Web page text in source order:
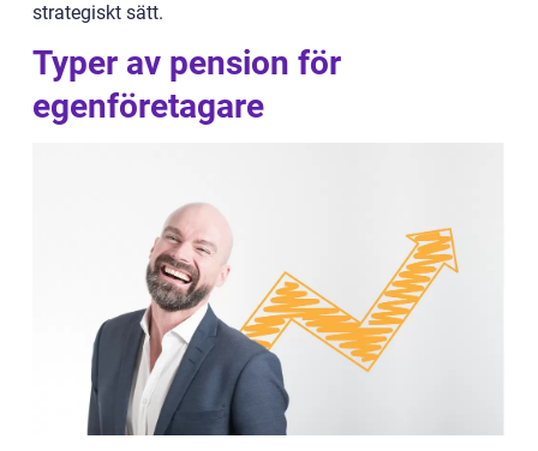
strategiskt sätt.
Typer av pension för
egenföretagare